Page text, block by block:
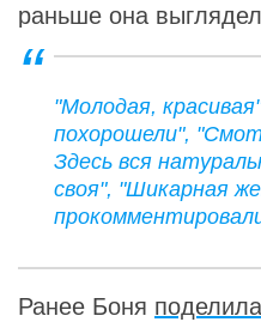
раньше она
"Молодая,
похорошели",
Здесь вся
своя", "Шикарная
Ранее Боня